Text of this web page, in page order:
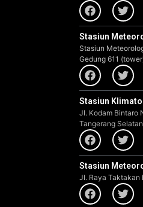
Stasiun
Stasiun
Gedung 611
Stasiun
Jl. Kodam Bintaro
Tangerang
Stasiun
Jl. Raya Taktakan